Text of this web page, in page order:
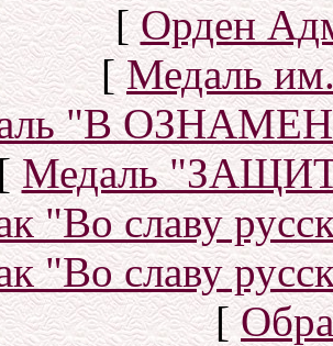
[Орден
[Медаль
"В
Медаль
"Во славу
"Во славу
[